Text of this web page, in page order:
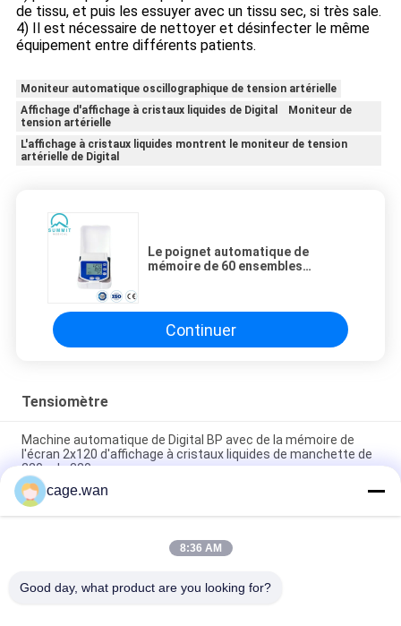
de tissu, et puis les essuyer avec un tissu sec, si très sale.
4) Il est nécessaire de nettoyer et désinfecter le même
équipement entre différents patients.
Moniteur automatique oscillographique de tension artérielle
Affichage d'affichage à cristaux liquides de Digital Moniteur de
tension artérielle
L'affichage à cristaux liquides montrent le moniteur de tension
artérielle de Digital
Le poignet automatique de
mémoire de 60 ensembles
l'usage à la maison
Continuer
Tensiomètre
Machine automatique de Digital BP avec de la mémoire de
l'écran 2x120 d'affichage à cristaux liquides de manchette de
220 - de 320mm
Type de bras moniteur électronique de tension artérielle avec
la manchette 8,8" - 12,6 » mémoires 198
Bras à la maison de machine de tension artérielle avec la
cage.wan
8:36 AM
Good day, what product are you looking for?